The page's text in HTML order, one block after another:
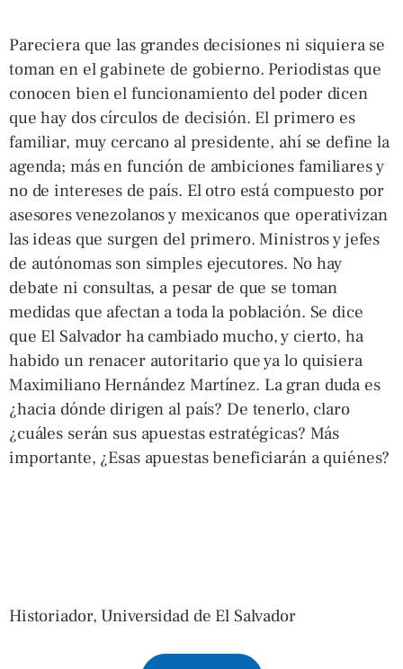
Pareciera que las grandes decisiones ni siquiera se
toman en el gabinete de gobierno. Periodistas que
conocen bien el funcionamiento del poder dicen
que hay dos círculos de decisión. El primero es
familiar, muy cercano al presidente, ahí se define la
agenda; más en función de ambiciones familiares y
no de intereses de país. El otro está compuesto por
asesores venezolanos y mexicanos que operativizan
las ideas que surgen del primero. Ministros y jefes
de autónomas son simples ejecutores. No hay
debate ni consultas, a pesar de que se toman
medidas que afectan a toda la población. Se dice
que El Salvador ha cambiado mucho, y cierto, ha
habido un renacer autoritario que ya lo quisiera
Maximiliano Hernández Martínez. La gran duda es
¿hacia dónde dirigen al país? De tenerlo, claro
¿cuáles serán sus apuestas estratégicas? Más
importante, ¿Esas apuestas beneficiarán a quiénes?
Historiador, Universidad de El Salvador